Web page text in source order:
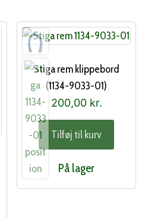
Stiga rem klippebord
(1134-9033-01)
200,00 kr.
Tilføj til kurv
På lager